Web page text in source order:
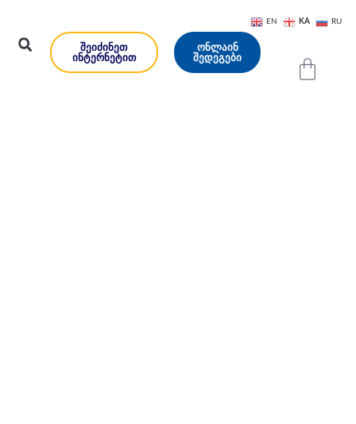
ᲨᲔᲘᲫᲘᲜᲔᲗ
ᲘᲜᲢᲔᲠᲜᲔᲢᲘᲗ
ᲝᲜᲚᲐᲘᲜ
ᲨᲔᲓᲔᲒᲔᲑᲘ
EN KA RU